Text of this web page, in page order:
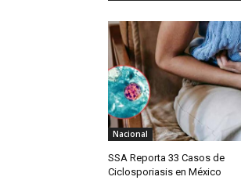
Nacional
SSA Reporta 33 Casos de
Ciclosporiasis en México